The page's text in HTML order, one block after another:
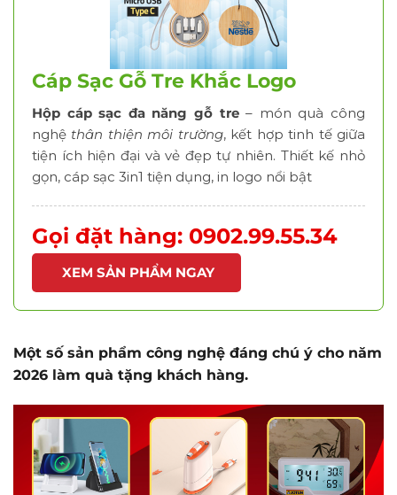
Cáp Sạc Gỗ Tre Khắc Logo
Hộp cáp sạc đa năng gỗ tre– món quà công
nghệ thân thiện môi trường, kết hợp tinh tế giữa
tiện ích hiện đại và vẻ đẹp tự nhiên. Thiết kế nhỏ
gọn, cáp sạc 3in1 tiện dụng, in logo nổi bật
Gọi đặt hàng: 0902.99.55.34
XEM SẢN PHẨM NGAY
Một số sản phẩm công nghệ đáng chú ý cho năm
2026 làm quà tặng khách hàng.